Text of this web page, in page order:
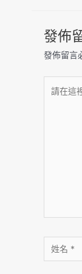
發佈
發佈留言